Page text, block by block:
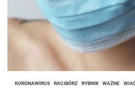
KORONAWIRUS RACIBÓRZ RYBNIK WAŻNE